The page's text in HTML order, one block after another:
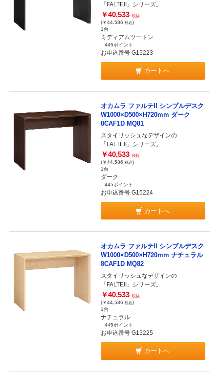
「FALTEII」シリーズ。
￥40,533 税抜
(￥44,586 税込)
1台
ミディアムツートン
445ポイント
お申込番号 G15223
カートへ
オカムラ ファルテII シンプルデスク
W1000×D500×H720mm ダーク
8CAF1D MQ81
スタイリッシュなデザインの
「FALTEII」シリーズ。
￥40,533 税抜
(￥44,586 税込)
1台
ダーク
445ポイント
お申込番号 G15224
カートへ
オカムラ ファルテII シンプルデスク
W1000×D500×H720mm ナチュラル
8CAF1D MQ82
スタイリッシュなデザインの
「FALTEII」シリーズ。
￥40,533 税抜
(￥44,586 税込)
1台
ナチュラル
445ポイント
お申込番号 G15225
カートへ